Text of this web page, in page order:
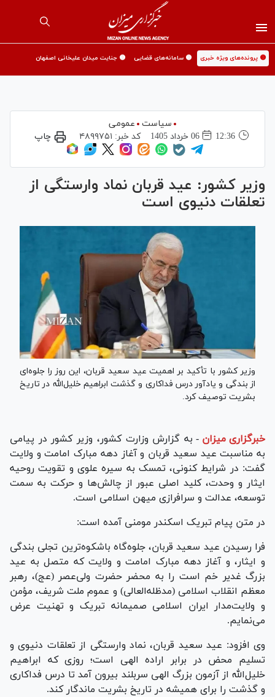
🟡 پرونده‌های ویژه خبری 🟡 سامانه‌های قضایی 🟡 جنایت میدان علیخانی اصفهان
سیاست
عمومی
12:36
06 خرداد 1405 کد خبر: ۴۸۹۹۷۵۱ چاپ
وزیر کشور: عید قربان نماد وارستگی از
تعلقات دنیوی است
وزیر کشور با تأکید بر اهمیت عید سعید قربان، این روز را جلوه‌ای
از بندگی و یادآور درس فداکاری و گذشت ابراهیم خلیل‌الله در تاریخ
بشریت توصیف کرد.
خبرگزاری میزان - به گزارش وزارت کشور، وزیر کشور در پیامی
به مناسبت عید سعید قربان و آغاز دهه مبارک امامت و ولایت
گفت: در شرایط کنونی، تمسک به سیره علوی و تقویت روحیه
ایثار و وحدت، کلید اصلی عبور از چالش‌ها و حرکت به سمت
توسعه، عدالت و سرافرازی میهن اسلامی است.
در متن پیام تبریک اسکندر مومنی آمده است:
فرا رسیدن عید سعید قربان، جلوه‌گاه باشکوه‌ترین تجلی بندگی
و ایثار، و آغاز دهه مبارک امامت و ولایت که متصل به عید
بزرگ غدیر خم است را به محضر حضرت ولی‌عصر (عج)، رهبر
معظم انقلاب اسلامی (مدظله‌العالی) و عموم ملت شریف، مؤمن
و ولایت‌مدار ایران اسلامی صمیمانه تبریک و تهنیت عرض
می‌نمایم.
وی افزود: عید سعید قربان، نماد وارستگی از تعلقات دنیوی و
تسلیم محض در برابر اراده الهی است؛ روزی که ابراهیم
خلیل‌الله از آزمون بزرگ الهی سربلند بیرون آمد تا درس فداکاری
و گذشت را برای همیشه در تاریخ بشریت ماندگار کند.